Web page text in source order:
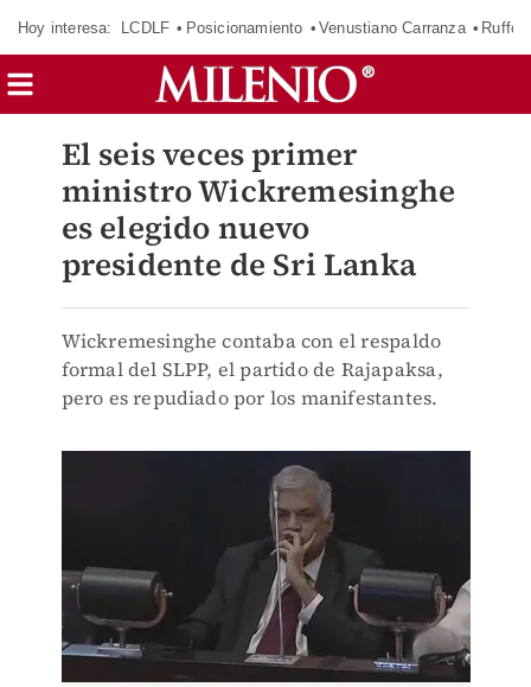
Hoy interesa: LCDLF Posicionamiento Venustiano Carranza Ruffo
El seis veces primer
ministro Wickremesinghe
es elegido nuevo
presidente de Sri Lanka
Wickremesinghe contaba con el respaldo
formal del SLPP, el partido de Rajapaksa,
pero es repudiado por los manifestantes.